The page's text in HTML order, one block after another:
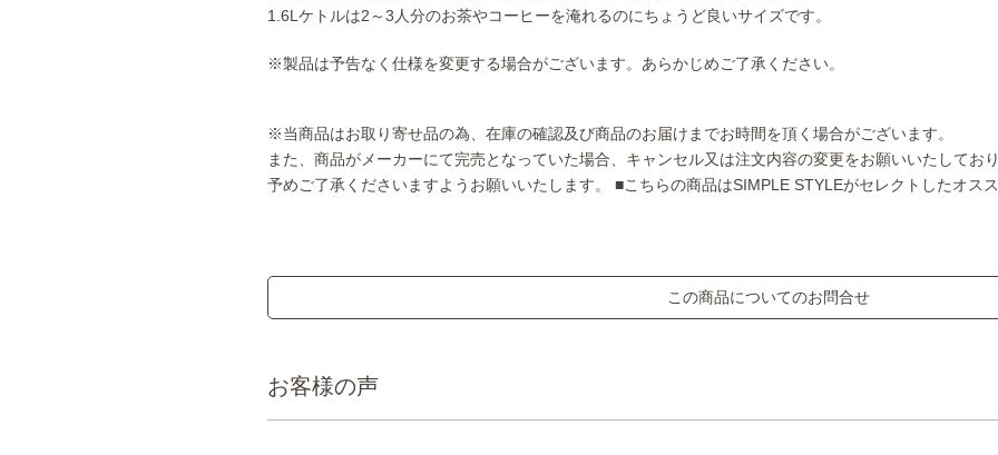
1.6Lケトルは2～3人分のお茶やコーヒーを淹れるのにちょうど良いサイズです。
※製品は予告なく仕様を変更する場合がございます。あらかじめご了承ください。
※当商品はお取り寄せ品の為、在庫の確認及び商品のお届けまでお時間を頂く場合がございます。
また、商品がメーカーにて完売となっていた場合、キャンセル又は注文内容の変更をお願いいたしており
予めご了承くださいますようお願いいたします。 ■こちらの商品はSIMPLE STYLEがセレクトしたオスス
この商品についてのお問合せ
お客様の声